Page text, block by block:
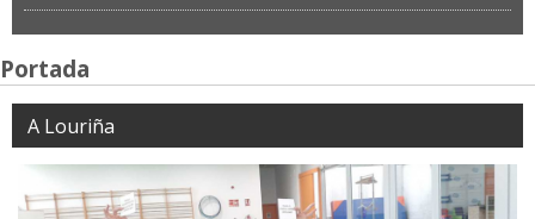
Portada
A Louriña